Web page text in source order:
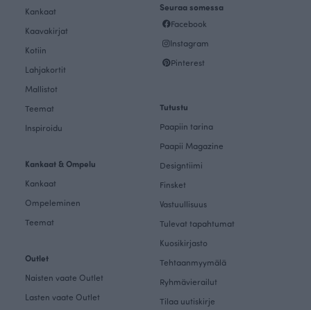
Kankaat
Kaavakirjat
Kotiin
Lahjakortit
Mallistot
Teemat
Inspiroidu
Kankaat & Ompelu
Kankaat
Ompeleminen
Teemat
Outlet
Naisten vaate Outlet
Lasten vaate Outlet
Seuraa somessa
Facebook
Instagram
Pinterest
Tutustu
Paapiin tarina
Paapii Magazine
Designtiimi
Finsket
Vastuullisuus
Tulevat tapahtumat
Kuosikirjasto
Tehtaanmyymälä
Ryhmävierailut
Tilaa uutiskirje